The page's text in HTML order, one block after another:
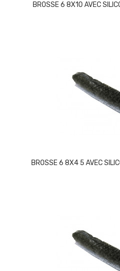
BROSSE 6 8X10 AVEC
BROSSE 6 8X4 5 AVEC